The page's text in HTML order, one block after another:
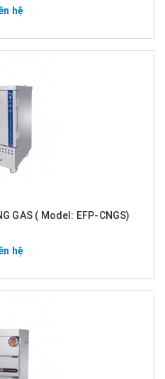
hệ
GAS ( Model: EFP-CNGS)
hệ